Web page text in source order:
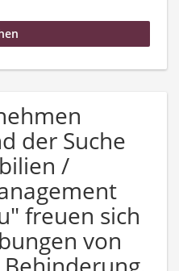
der Suche
/
freuen sich
von